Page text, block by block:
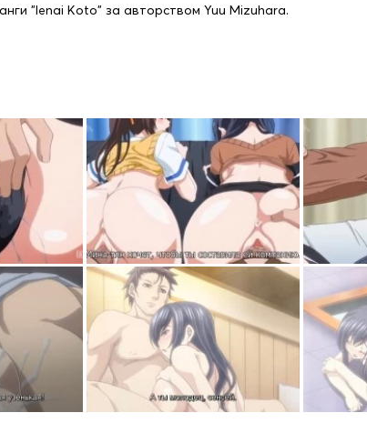
"Ienai Koto" за авторством Yuu Mizuhara.